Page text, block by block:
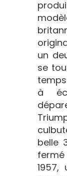
un
se
à
belle
1957,